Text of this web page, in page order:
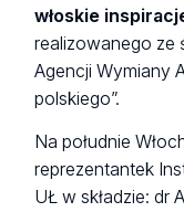
włoskie
realizowanego ze
Agencji Wymiany
polskiego”.
Na południe
reprezentantek
UŁ w składzie: dr